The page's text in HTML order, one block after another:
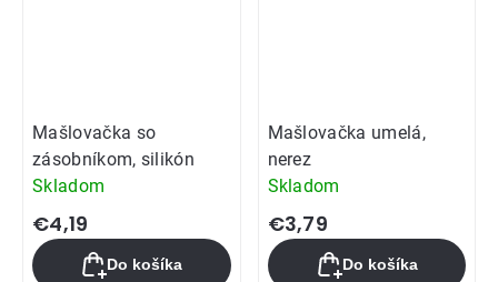
Mašlovačka so
zásobníkom, silikón
Skladom
€4,19
Do košíka
Mašlovačka umelá,
nerez
Skladom
€3,79
Do košíka